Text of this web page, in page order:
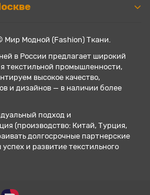
Модной (Fashion) Ткани.
в России предлагает широкий
текстильной промышленности,
высокое качество,
и дизайнов — в наличии более
подход и
(производство: Китай, Турция,
долгосрочные партнерские
и развитие текстильного